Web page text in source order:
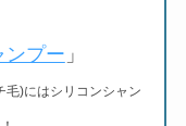
プー 」
毛)にはシリコンシャン